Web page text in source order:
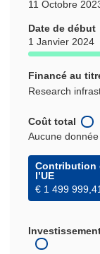
11 Octobre
Date de début
1 Janvier 2024
Financé au
Research
Coût total
Aucune donnée
Contribution
l’UE
€ 1 499 999,41